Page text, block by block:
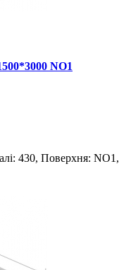
NO1
430, Поверхня: NO1,